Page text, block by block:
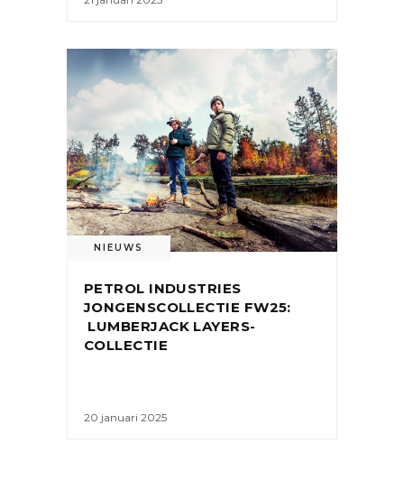
NIEUWS
PETROL INDUSTRIES
JONGENSCOLLECTIE FW25:
LUMBERJACK LAYERS-
COLLECTIE
20 januari 2025